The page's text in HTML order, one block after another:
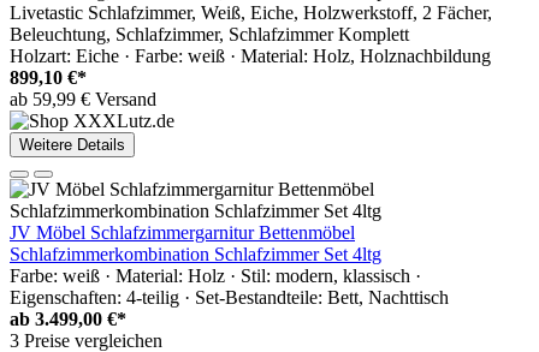
Livetastic Schlafzimmer, Weiß, Eiche, Holzwerkstoff, 2 Fächer,
Beleuchtung, Schlafzimmer, Schlafzimmer Komplett
Holzart: Eiche · Farbe: weiß · Material: Holz, Holznachbildung
899,10 €*
ab 59,99 € Versand
Weitere Details
JV Möbel Schlafzimmergarnitur Bettenmöbel
Schlafzimmerkombination Schlafzimmer Set 4ltg
Farbe: weiß · Material: Holz · Stil: modern, klassisch ·
Eigenschaften: 4-teilig · Set-Bestandteile: Bett, Nachttisch
ab 3.499,00 €*
3 Preise vergleichen